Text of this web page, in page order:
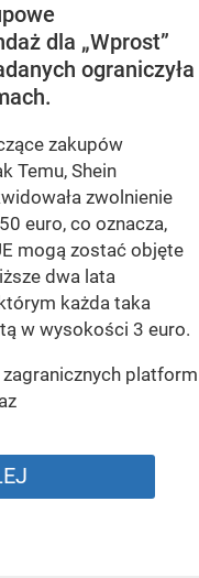
dla „Wprost”
ograniczyła
zakupów
Temu, Shein
zwolnienie
euro, co oznacza,
mogą zostać objęte
dwa lata
każda taka
w wysokości 3 euro.
platform